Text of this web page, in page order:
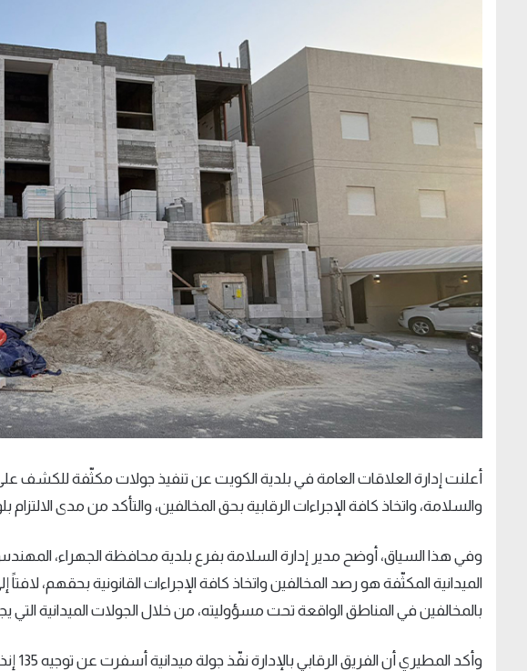
أعلنت إدارة العلاقات العامة في بلدية الكويت عن تنفيذ جولات مكثّفة للكشف
والسلامة، واتخاذ كافة الإجراءات الرقابية بحق المخالفين، والتأكد من مدى
وفي هذا السياق، أوضح مدير إدارة السلامة بفرع بلدية محافظة الجهراء،
الميدانية المكثّفة هو رصد المخالفين واتخاذ كافة الإجراءات القانونية بحقهم، لافتاً
بالمخالفين في المناطق الواقعة تحت مسؤوليته، من خلال الجولات الميدانية التي